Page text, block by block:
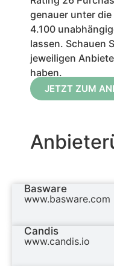
genauer unter
4.100
lassen. Schauen
jeweiligen
haben.
JETZT ZUM
Basware
www.basware.com
Candis
www.candis.io